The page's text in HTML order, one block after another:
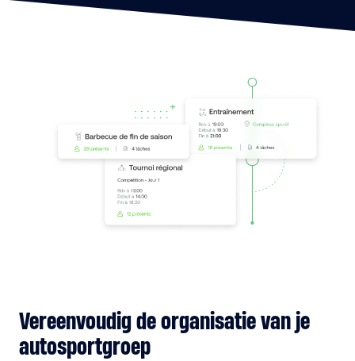
Vereenvoudig de organisatie van je
autosportgroep